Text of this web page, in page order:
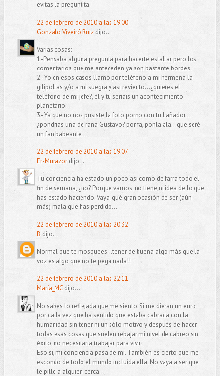
evitas la preguntita.
22 de febrero de 2010 a las 19:00
Gonzalo Viveiró Ruizdijo...
Varias cosas:
1.-Pensaba alguna pregunta para hacerte estallar pero los
comentarios que me anteceden ya son bastante bordes.
2.- Yo en esos casos llamo por teléfono a mi hermena la
gilipollas y/o a mi suegra y asi reviento...¿quieres el
teléfono de mi jefe?, él y tu seriais un acontecimiento
planetario...
3.- Ya que no nos pusiste la foto porno con tu bañador...
¿pondrias una de rana Gustavo? por fa, ponla ala...que seré
un fan babeante...
22 de febrero de 2010 a las 19:07
Er-Murazordijo...
Tu conciencia ha estado un poco así como de farra todo el
fin de semana, ¿no? Porque vamos, no tiene ni idea de lo que
has estado haciendo. Vaya, qué gran ocasión de ser (aún
más) mala que has perdido...
22 de febrero de 2010 a las 20:32
B dijo...
Normal que te mosquees...tener de buena algo más que la
voz es algo que no te pega nada!!
22 de febrero de 2010 a las 22:11
María_MCdijo...
No sabes lo reflejada que me siento. Si me dieran un euro
por cada vez que ha sentido que estaba cabrada con la
humanidad sin tener ni un sólo motivo y después de hacer
todas esas cosas que suelen rebajar mi nivel de cabreo sin
éxito, no necesitaría trabajar para vivir.
Eso si, mi conciencia pasa de mi. También es cierto que me
escondo de todo el mundo incluída ella. No vaya a ser que
le pille a alguien cerca...